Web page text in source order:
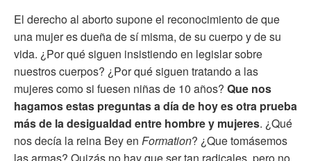
El derecho al aborto supone el reconocimiento de que
una mujer es dueña de sí misma, de su cuerpo y de su
vida. ¿Por qué siguen insistiendo en legislar sobre
nuestros cuerpos? ¿Por qué siguen tratando a las
mujeres como si fuesen niñas de 10 años? Que nos
hagamos estas preguntas a día de hoy es otra prueba
más de la desigualdad entre hombre y mujeres. ¿Qué
nos decía la reina Bey en Formation? ¿Que tomásemos